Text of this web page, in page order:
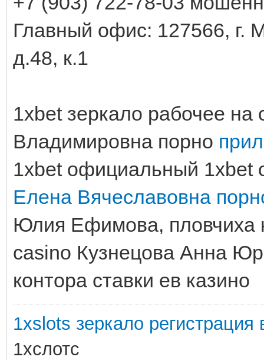
Главный офис: 127566, г.
д.48, к.1
1xbet зеркало рабочее на
Владимировна порно
1xbet официальный
Елена Вячеславовна
Юлия Ефимова, пловчиха
casino Кузнецова Анна
контора ставки ев казино
1xslots зеркало
1хслотс